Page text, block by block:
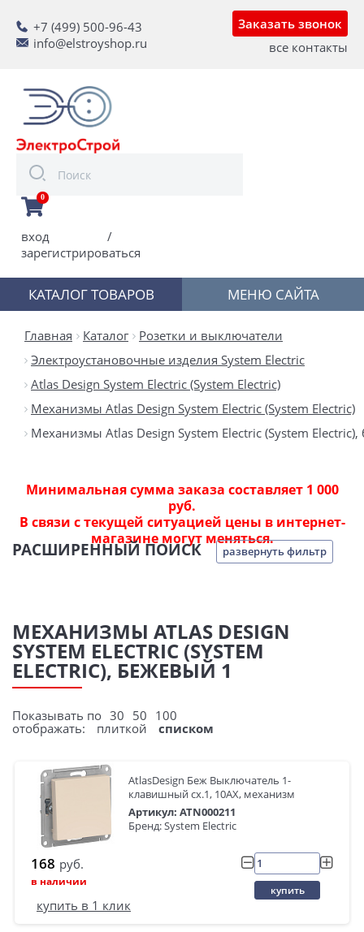
+7 (499) 500-96-43
info@elstroyshop.ru
Заказать звонок
все контакты
0
вход
/
зарегистрироваться
КАТАЛОГ ТОВАРОВ МЕНЮ САЙТА
Главная Каталог
Розетки и выключатели
Электроустановочные изделия System Electric
Atlas Design System Electric (System Electric)
Механизмы Atlas Design System Electric (System Electric)
Механизмы Atlas Design System Electric (System
Минимальная сумма заказа составляет 1 000
руб.
В связи с текущей ситуацией цены в интернет-
магазине могут меняться.
РАСШИРЕННЫЙ ПОИСК развернуть фильтр
МЕХАНИЗМЫ ATLAS DESIGN
SYSTEM ELECTRIC (SYSTEM
ELECTRIC), БЕЖЕВЫЙ 1
Показывать по 30 50 100
отображать:
плиткой списком
AtlasDesign Беж Выключатель 1-
клавишный сх.1, 10АХ, механизм
Артикул: ATN000211
Бренд: System Electric
168 руб.
в наличии
купить
купить в 1 клик